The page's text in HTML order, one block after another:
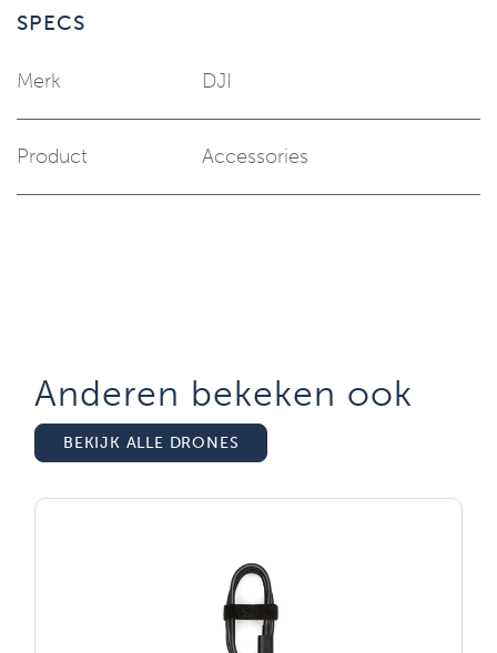
SPECS
Merk DJI
Product Accessories
Anderen bekeken ook
BEKIJK ALLE DRONES